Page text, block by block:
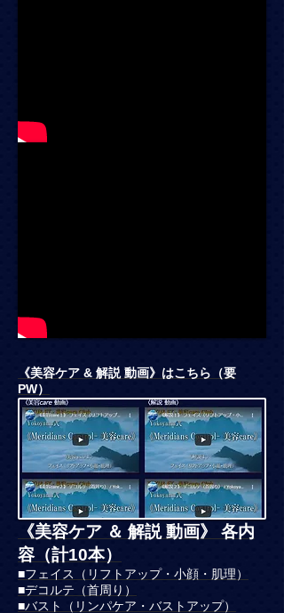
《美容ケア & 解説 動画》はこちら（要
PW）
《美容ケア ＆ 解説 動画》 各内
容（計10本）
■フェイス（リフトアップ・小顔・肌理）
■デコルテ（首周り）
■バスト（リンパケア・バストアップ）